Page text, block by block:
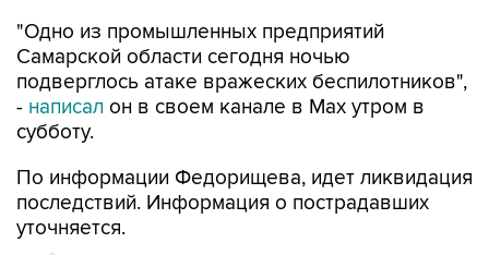
"Одно из промышленных предприятий
Самарской области сегодня ночью
подверглось атаке вражеских беспилотников",
- написал он в своем канале в Max утром в
субботу.
По информации Федорищева, идет ликвидация
последствий. Информация о пострадавших
уточняется.